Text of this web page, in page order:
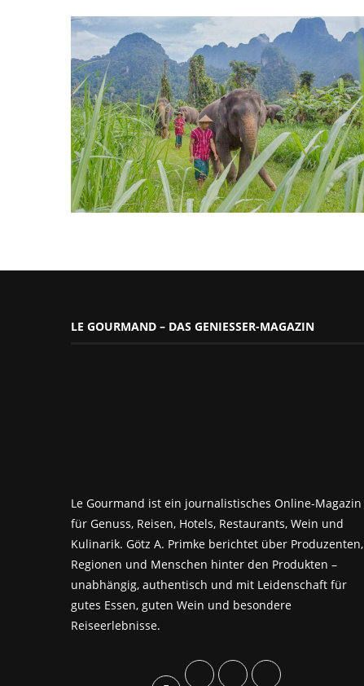
LE GOURMAND – DAS GENIESSER-MAGAZIN
Le Gourmand ist ein journalistisches Online-Magazin
für Genuss, Reisen, Hotels, Restaurants, Wein und
Kulinarik. Götz A. Primke berichtet über Produzenten,
Regionen und Menschen hinter den Produkten –
unabhängig, authentisch und mit Leidenschaft für
gutes Essen, guten Wein und besondere
Reiseerlebnisse.